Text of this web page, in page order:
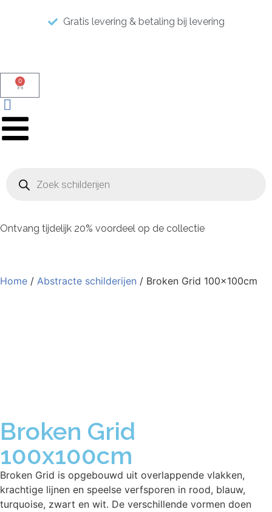
Gratis levering & betaling bij levering
0
Ontvang tijdelijk 20% voordeel op de collectie
Home / Abstracte schilderijen / Broken Grid 100x100cm
Broken Grid
100x100cm
Broken Grid is opgebouwd uit overlappende vlakken,
krachtige lijnen en speelse verfsporen in rood, blauw,
turquoise, zwart en wit. De verschillende vormen doen